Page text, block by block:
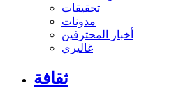
تحقيقات
مدونات
أخبار المحترفين
غاليري
ثقافة